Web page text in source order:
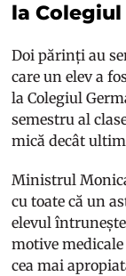
la
Doi părinți au
care un elev a
la Colegiul
semestru al
mică decât
Ministrul
cu toate că un
elevul
motive
cea mai